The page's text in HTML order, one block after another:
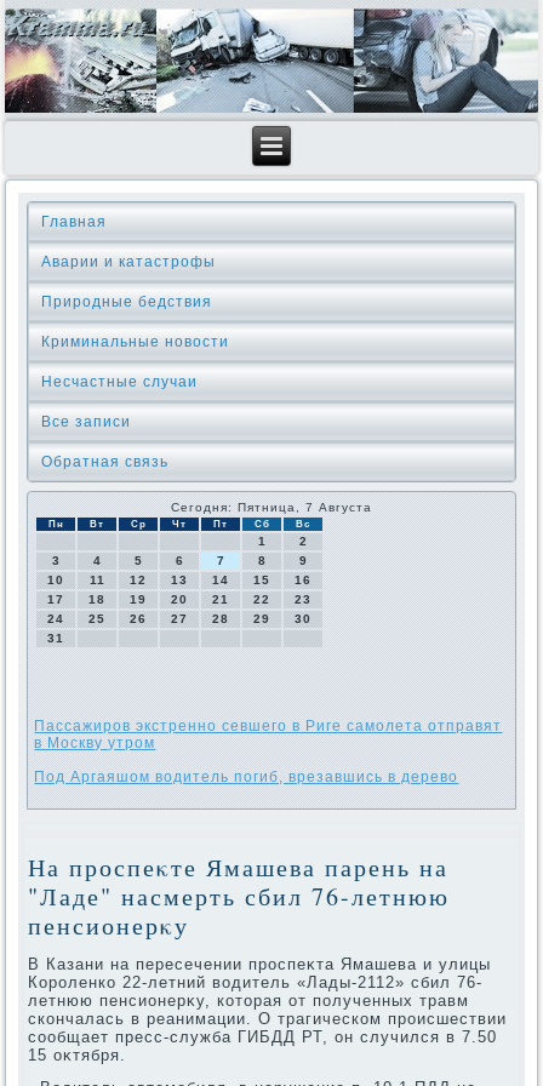
Главная
Аварии и катастрофы
Природные бедствия
Криминальные новοсти
Несчастные случаи
Все записи
Обратная связь
Сегодня: Пятница, 7 Августа
Пн Вт Ср Чт Пт Сб Вс
1
2
3
4 5 6 7 8
9
10
11 12 13 14 15
16
17
18 19 20 21 22
23
24
25 26 27 28 29
30
31
Пассажиров экстренно севшего в Риге самолета отправят
в Москву утром
Под Аргаяшом водитель погиб, врезавшись в дерево
На проспеκте Ямашева парень на
"Ладе" насмерть сбил 76-летнюю
пенсионерκу
В Казани на пересечении проспеκта Ямашева и улицы
Короленко 22-летний вοдитель «Лады-2112» сбил 76-
летнюю пенсионерκу, котοрая от полученных травм
скончалась в реанимации. О трагическом происшествии
сообщает пресс-служба ГИБДД РТ, он случился в 7.50
15 оκтября.